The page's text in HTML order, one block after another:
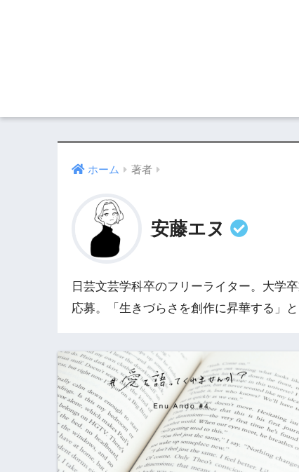
ホーム 著者
安藤エヌ
日芸文芸学科卒のフリーライター。大学
応募。「生きづらさを創作に昇華する」と